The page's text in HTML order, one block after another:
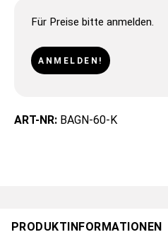
Für Preise bitte anmelden.
ANMELDEN!
ART-NR: BAGN-60-K
PRODUKTINFORMATIONEN